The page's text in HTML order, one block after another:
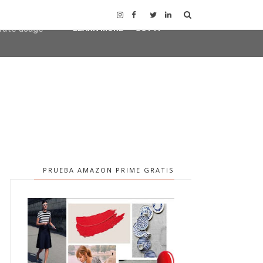
PRUEBA AMAZON PRIME GRATIS
agent
usage
LEARN MORE GOT IT